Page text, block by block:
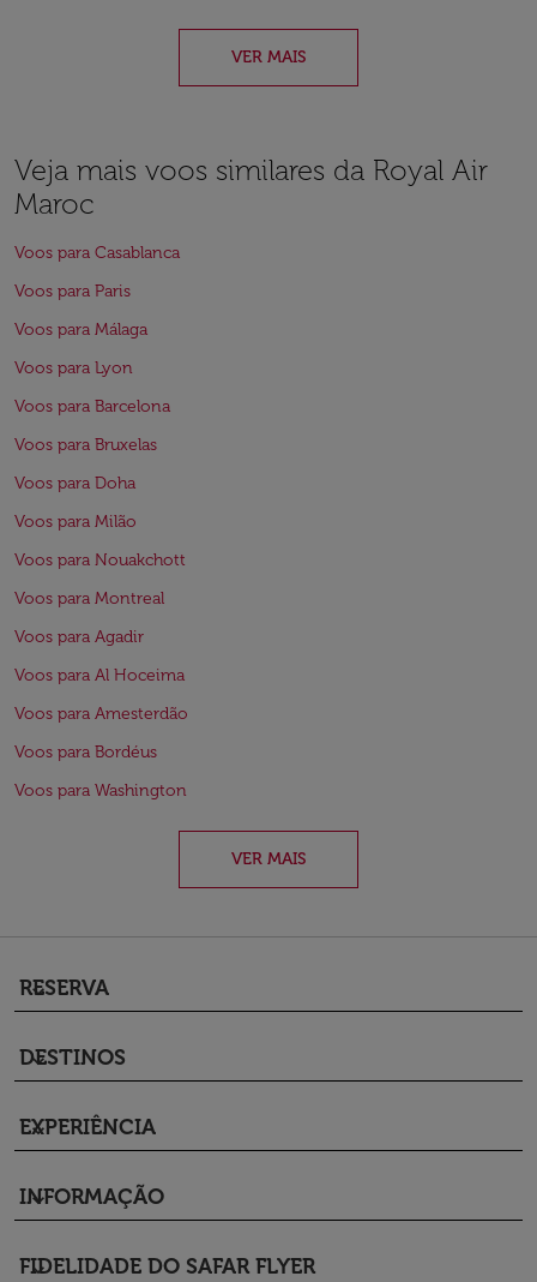
VER MAIS
Veja mais voos similares da Royal Air
Maroc
Voos para Casablanca
Voos para Paris
Voos para Málaga
Voos para Lyon
Voos para Barcelona
Voos para Bruxelas
Voos para Doha
Voos para Milão
Voos para Nouakchott
Voos para Montreal
Voos para Agadir
Voos para Al Hoceima
Voos para Amesterdão
Voos para Bordéus
Voos para Washington
VER MAIS
RESERVA
keyboard_arrow_down
DESTINOS
keyboard_arrow_down
EXPERIÊNCIA
keyboard_arrow_down
INFORMAÇÃO
keyboard_arrow_down
FIDELIDADE DO SAFAR FLYER
keyboard_arrow_down